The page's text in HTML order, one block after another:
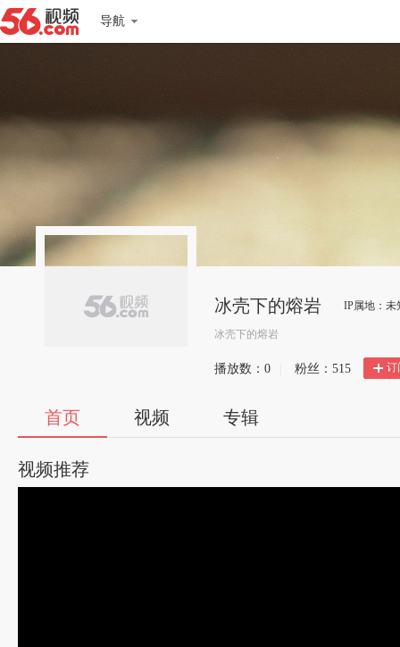
导航
冰壳下的熔岩 IP属地：未
冰壳下的熔岩
播放数： 0 粉丝： 515 订
首页 视频 专辑
视频推荐